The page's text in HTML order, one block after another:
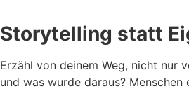
Storytelling statt
Erzähl von deinem Weg, nicht nur
und was wurde daraus?